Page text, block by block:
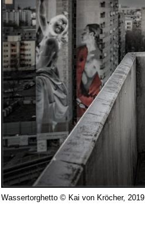
Wassertorghetto © Kai von Kröcher, 2019